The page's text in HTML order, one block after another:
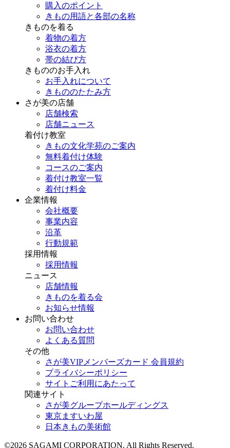
購入のポイント
きもの用語と各部の名称
きものを着る
着物の着方
浴衣の着方
帯の結び方
きもののお手入れ
お手入れについて
きもののたたみ方
さが美の店舗
店舗検索
店舗ニュース
着付け教室
きもの文化学苑のご案内
無料着付け体験
コースのご案内
着付け教室一覧
着付け料金
企業情報
会社概要
事業内容
沿革
行動規範
採用情報
採用情報
ニュース
店舗情報
きものを着る会
お知らせ情報
お問い合わせ
お問い合わせ
よくある質問
その他
さが美VIPメンバーズカード 会員規約
プライバシーポリシー
サイトご利用にあたって
関連サイト
さが美グループホールディングス
東京ますいわ屋
日本きもの美術館
©2026 SAGAMI CORPORATION. All Rights Reserved.